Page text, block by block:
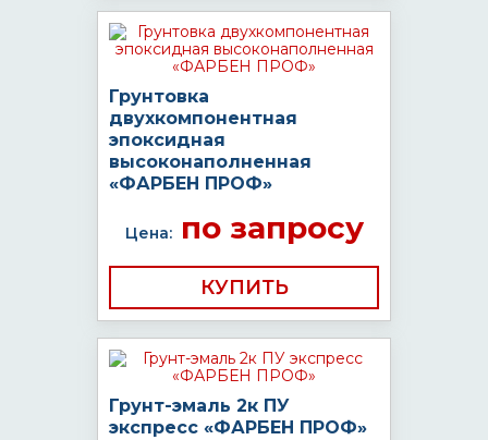
Грунтовка
двухкомпонентная
эпоксидная
высоконаполненная
«ФАРБЕН ПРОФ»
Цена:по запросу
КУПИТЬ
Грунт-эмаль 2к ПУ
экспресс «ФАРБЕН ПРОФ»